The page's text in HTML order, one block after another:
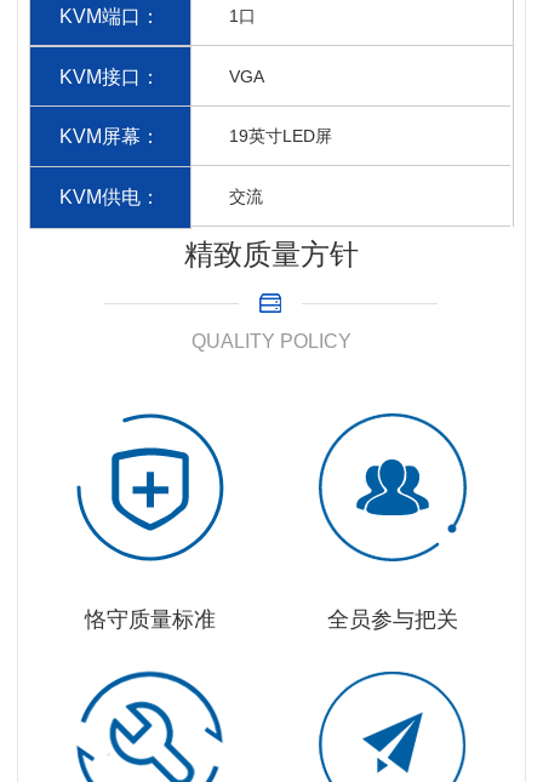
KVM端口： 1口
KVM接口： VGA
KVM屏幕： 19英寸LED屏
KVM供电： 交流
精致质量方针
QUALITY POLICY
恪守质量标准 全员参与把关